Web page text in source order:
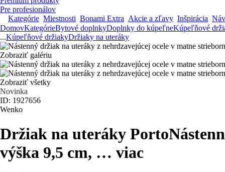
Pre profesionálov
Kategórie Miestnosti Bonami Extra Akcie a zľavy Inšpirácia
DomovKategórieBytové doplnkyDoplnky do kúpeľneKúpeľňové
...Kúpeľňové držiakyDržiaky na uteráky
Zobraziť galériu
Zobraziť všetky
Novinka
ID: 1927656
Wenko
Držiak na uteráky Porto
výška 9,5 cm, … viac